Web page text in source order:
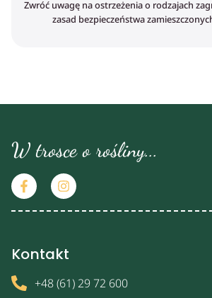
Zwróć uwagę na ostrzeżenia o rodzajach
zasad bezpieczeństwa
W trosce o rośliny...
Kontakt
+48 (61) 29 72 600